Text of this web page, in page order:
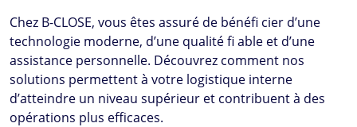
Chez B-CLOSE, vous êtes assuré de bénéfi cier d’une
technologie moderne, d’une qualité fi able et d’une
assistance personnelle. Découvrez comment nos
solutions permettent à votre logistique interne
d’atteindre un niveau supérieur et contribuent à des
opérations plus efficaces.